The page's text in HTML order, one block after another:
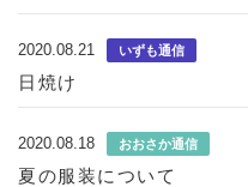
2020.08.21 いずも通信
日焼け
2020.08.18 おおさか通信
夏の服装について